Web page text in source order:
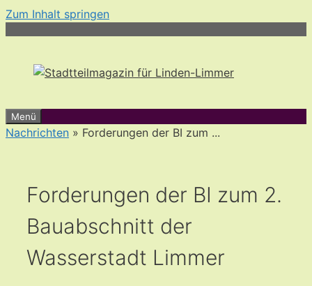
Zum Inhalt springen
Menü
Nachrichten » Forderungen der BI zum ...
Forderungen der BI zum 2.
Bauabschnitt der
Wasserstadt Limmer